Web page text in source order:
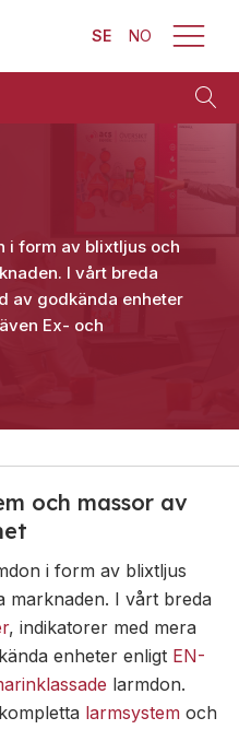
SE NO
Säkerhet
Sirener
Kombinerade
enheter
Övrigt
LED-
indikatorer
Detektorer
klassade
Larmkommunikation
i form av blixtljus och
I vårt breda
av godkända enheter
Ex- och
och massor av
i form av blixtljus
marknaden. I vårt breda
, indikatorer med mera
enheter enligt EN-
larmdon.
larmsystem och